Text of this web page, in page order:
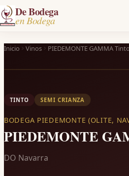
De Bodega
en Bodega
Inicio Vinos PIEDEMONTE GAMMA Tinto
TINTO SEMI CRIANZA
BODEGA PIEDEMONTE (OLITE,
PIEDEMONTE
DO Navarra